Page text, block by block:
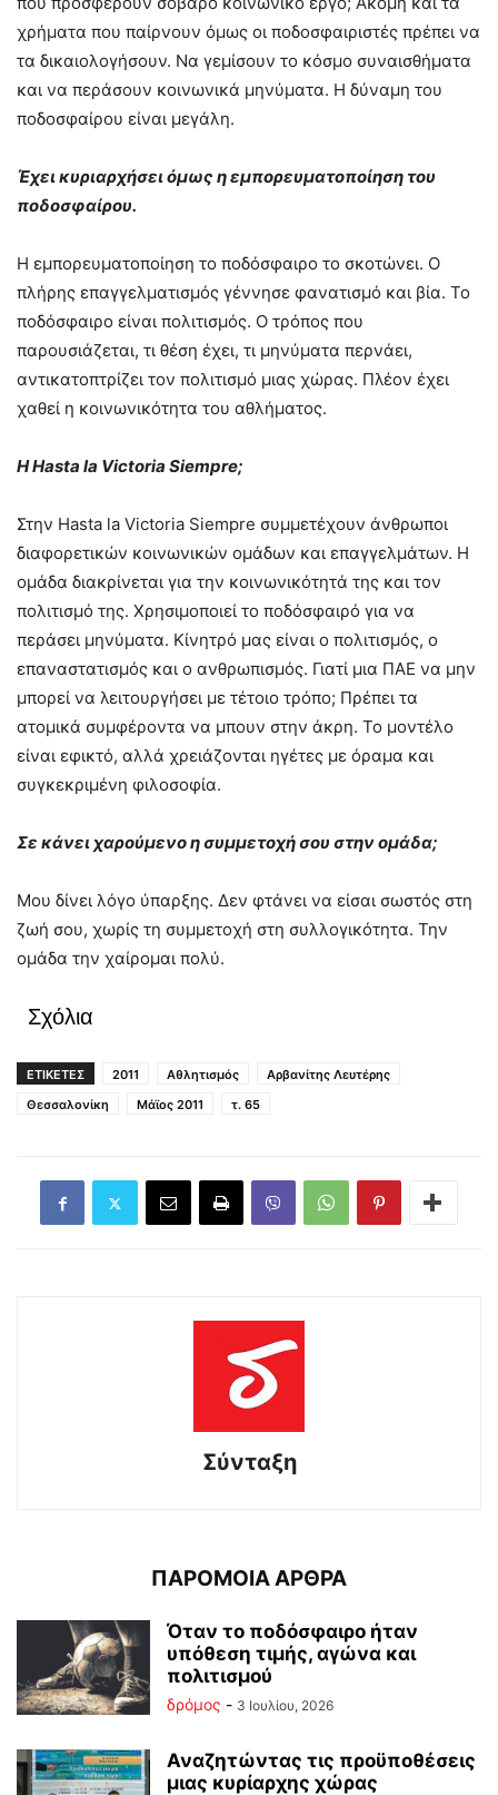
χρήματα που παίρνουν όμως οι ποδοσφαιριστές πρέπει να
τα δικαιολογήσουν. Να γεμίσουν το κόσμο συναισθήματα
και να περάσουν κοινωνικά μηνύματα. Η δύναμη του
ποδοσφαίρου είναι μεγάλη.
Έχει κυριαρχήσει όμως η εμπορευματοποίηση του
ποδοσφαίρου.
Η εμπορευματοποίηση το ποδόσφαιρο το σκοτώνει. Ο
πλήρης επαγγελματισμός γέννησε φανατισμό και βία. Το
ποδόσφαιρο είναι πολιτισμός. Ο τρόπος που
παρουσιάζεται, τι θέση έχει, τι μηνύματα περνάει,
αντικατοπτρίζει τον πολιτισμό μιας χώρας. Πλέον έχει
χαθεί η κοινωνικότητα του αθλήματος.
Η Hasta la Victoria Siempre;
Στην Hasta la Victoria Siempre συμμετέχουν άνθρωποι
διαφορετικών κοινωνικών ομάδων και επαγγελμάτων. Η
ομάδα διακρίνεται για την κοινωνικότητά της και τον
πολιτισμό της. Χρησιμοποιεί το ποδόσφαιρό για να
περάσει μηνύματα. Κίνητρό μας είναι ο πολιτισμός, ο
επαναστατισμός και ο ανθρωπισμός. Γιατί μια ΠΑΕ να μην
μπορεί να λειτουργήσει με τέτοιο τρόπο; Πρέπει τα
ατομικά συμφέροντα να μπουν στην άκρη. Το μοντέλο
είναι εφικτό, αλλά χρειάζονται ηγέτες με όραμα και
συγκεκριμένη φιλοσοφία.
Σε κάνει χαρούμενο η συμμετοχή σου στην ομάδα;
Μου δίνει λόγο ύπαρξης. Δεν φτάνει να είσαι σωστός στη
ζωή σου, χωρίς τη συμμετοχή στη συλλογικότητα. Την
ομάδα την χαίρομαι πολύ.
Σχόλια
ΕΤΙΚΕΤΕΣ 2011 Αθλητισμός
Αρβανίτης Λευτέρης
Θεσσαλονίκη
Μάϊος 2011 τ. 65
Σύνταξη
ΠΑΡΟΜΟΙΑ ΑΡΘΡΑ
Όταν το ποδόσφαιρο ήταν
υπόθεση τιμής, αγώνα και
πολιτισμού
δρόμος - 3 Ιουλίου, 2026
Αναζητώντας τις προϋποθέσεις
μιας κυρίαρχης χώρας